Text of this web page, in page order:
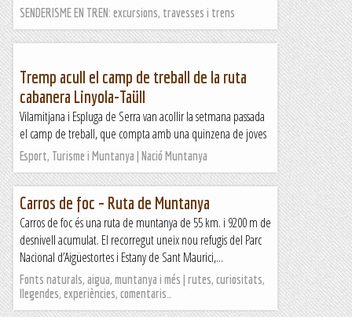
SENDERISME EN TREN: excursions, travesses i trens
Tremp acull el camp de treball de la ruta
cabanera Linyola-Taüll
Vilamitjana i Espluga de Serra van acollir la setmana passada
el camp de treball, que compta amb una quinzena de joves
Esport, Turisme i Muntanya | Nació Muntanya
Carros de foc – Ruta de Muntanya
Carros de foc és una ruta de muntanya de 55 km. i 9200 m de
desnivell acumulat. El recorregut uneix nou refugis del Parc
Nacional d’Aigüestortes i Estany de Sant Maurici,...
Fonts naturals, aigua, muntanya i més | rutes, curiositats,
llegendes, experiències, comentaris…